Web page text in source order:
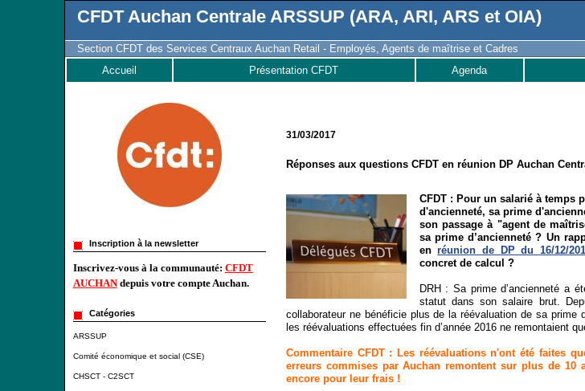
CFDT Auchan Centrale ARSSUP (ARA, ARI, ARS et OIA)
Section CFDT des Services Centraux Auchan Retail - Employés, Agents de maîtrise et Cadres
Accueil
Présentation CFDT Agenda
Inscription à la newsletter
Inscrivez-vous à la communauté: CFDT
AUCHANdepuis votre compte Auchan.
Catégories
ARSSUP
Comité économique et social (CSE)
CHSCT - C2SCT
31/03/2017
Réponses aux questions CFDT en réunion DP Auchan
CFDT : Pour un salarié à temps
d'ancienneté, sa prime
son passage à "agent de
sa prime d’ancienneté ? Un
enréunion de DP du 16/12/
concret de calcul ?
DRH : Sa prime d’ancienneté a
statut dans son salaire brut.
collaborateur ne bénéficie plus de la réévaluation de sa prime
les réévaluations effectuées fin d’année 2016 ne remontaient
Commentaire CFDT : Les réévaluations n'ont été faites
erreurs commises par Auchan remontent sur plus de 10
encore pour leur frais !